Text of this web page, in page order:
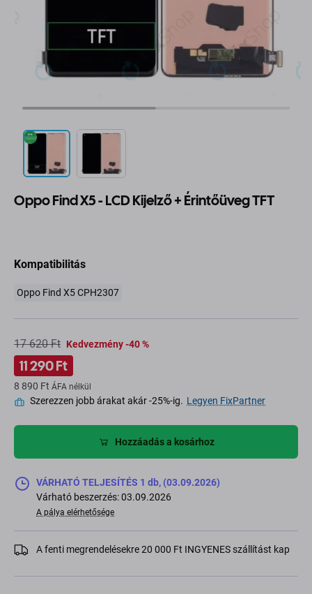
Oppo Find X5 - LCD Kijelző + Érintőüveg TFT
Kompatibilitás
Oppo Find X5 CPH2307
17 620 Ft Kedvezmény -40 %
11 290 Ft
8 890 Ft ÁFA nélkül
Szerezzen jobb árakat akár -25%-ig. Legyen FixPartner
Hozzáadás a kosárhoz
VÁRHATÓ TELJESÍTÉS 1 db, (03.09.2026)
Várható beszerzés: 03.09.2026
A pálya elérhetősége
A fenti megrendelésekre 20 000 Ft INGYENES szállítást kap